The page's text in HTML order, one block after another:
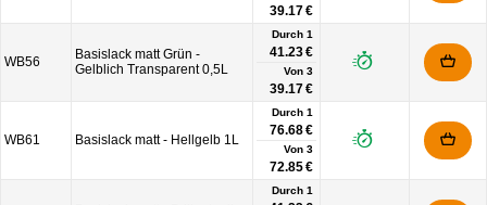
39.17 €
WB56
Basislack matt Grün -
Gelblich Transparent 0,5L
Durch 1
41.23 €
Von 3
39.17 €
WB61 Basislack matt - Hellgelb 1L
Durch 1
76.68 €
Von 3
72.85 €
Durch 1